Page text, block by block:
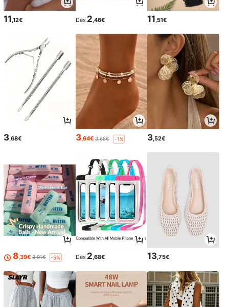
11,12€ Dès 2,46€ 11,51€
3,68€ 3,64€ 3,68€ -1% 3,52€
8,39€ 8,91€ -5% Dès 2,68€ 13,75€